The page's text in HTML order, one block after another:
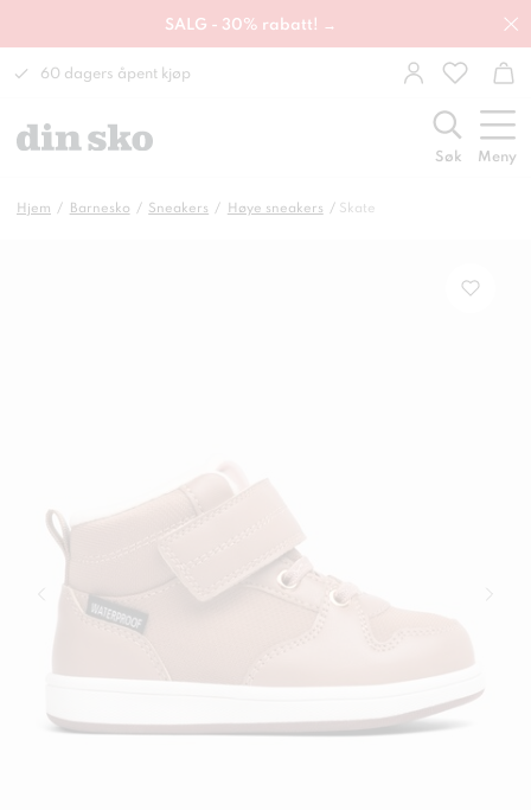
SALG - 30% rabatt! →
60 dagers åpent kjøp
Søk Meny
Hjem Barnesko Sneakers Høye sneakers Skate